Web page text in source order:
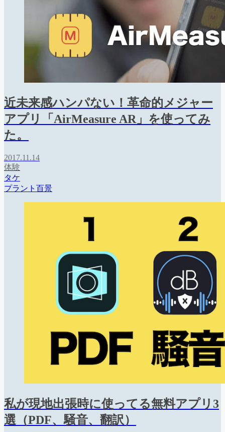
近未来感ハンパない！革命的メジャー
アプリ「AirMeasure AR」を使ってみ
た。
2017.11.14
体験
タケ
プラント百景
私が現地出張時に使ってる無料アプリ3
選（PDF、騒音、翻訳）